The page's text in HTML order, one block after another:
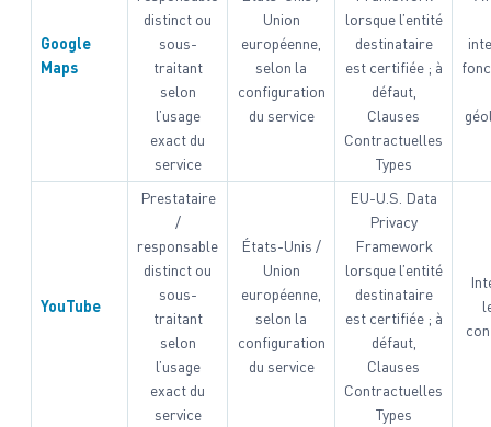
Google
Maps
distinct ou
sous-
traitant
selon
l’usage
exact du
service
Union
européenne,
selon la
configuration
du service
lorsque l’entité
destinataire
est certifiée ; à
défaut,
Clauses
Contractuelles
Types
YouTube
Prestataire
/
responsable
distinct ou
sous-
traitant
selon
l’usage
exact du
service
États-Unis /
Union
européenne,
selon la
configuration
du service
EU-U.S. Data
Privacy
Framework
lorsque l’entité
destinataire
est certifiée ; à
défaut,
Clauses
Contractuelles
Types